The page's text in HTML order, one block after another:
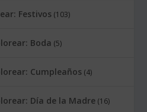
Festivos (103)
Boda (5)
Cumpleaños (4)
Día de la Madre (16)